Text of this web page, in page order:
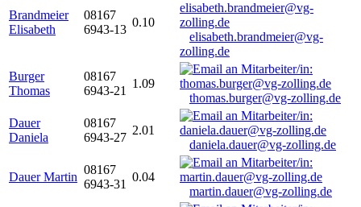
Brandmeier
Elisabeth
08167
6943-13
0.10
elisabeth.brandmeier@vg-
zolling.de
Burger
Thomas
08167
6943-21
1.09
thomas.burger@vg-zolling.de
Dauer
Daniela
08167
6943-27
2.01
daniela.dauer@vg-zolling.de
Dauer Martin
08167
6943-31
0.04
martin.dauer@vg-zolling.de